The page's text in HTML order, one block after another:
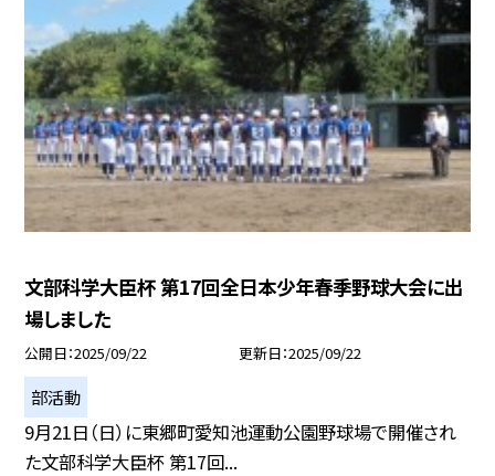
文部科学大臣杯 第17回全日本少年春季野球大会に出
場しました
公開日 2025/09/22 更新日 2025/09/22
部活動
9月21日（日）に東郷町愛知池運動公園野球場で開催され
た文部科学大臣杯 第17回...